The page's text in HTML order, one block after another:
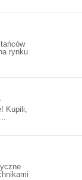
rynku
Kupili,